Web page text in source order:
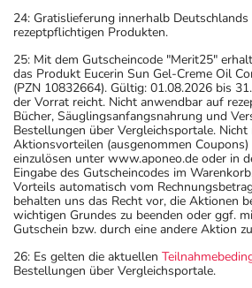
24: Gratislieferung innerhalb
rezeptpflichtigen Produkten.
25: Mit dem Gutscheincode "Merit25"
das Produkt Eucerin Sun Gel-Creme Oil
(PZN 10832664). Gültig: 01.08.2026 bis
der Vorrat reicht. Nicht anwendbar auf
Bücher, Säuglingsanfangsnahrung und
Bestellungen über Vergleichsportale. Nicht
Aktionsvorteilen (ausgenommen
einzulösen unter www.aponeo.de oder in
Eingabe des Gutscheincodes im
Vorteils automatisch vom
behalten uns das Recht vor, die Aktionen
wichtigen Grundes zu beenden oder ggf.
Gutschein bzw. durch eine andere Aktion
26: Es gelten die aktuellen
Bestellungen über Vergleichsportale.